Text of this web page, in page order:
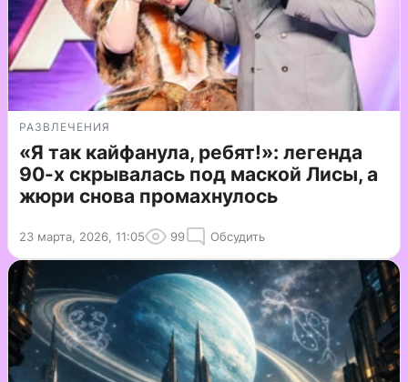
РАЗВЛЕЧЕНИЯ
«Я так кайфанула, ребят!»: легенда
90-х скрывалась под маской Лисы, а
жюри снова промахнулось
23 марта, 2026, 11:05 99 Обсудить